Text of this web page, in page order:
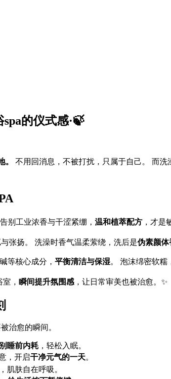
的仪式感·🍃
。 不用回消息，不被打扰，只属于自己。 而
别工业浓香与干涩紧绷， 温和植萃配方 ，才是
张扬。 洗澡时香气温柔萦绕，洗后是伪素颜体
等核心成分， 平衡清洁与保湿。 泡沫绵密软糯
， 瞬间提升氛围感 ，让日常审美也被治愈。✨
治愈的瞬间。
睡前内耗 ，轻松入眠。
，开启干净元气的一天。
肌肤自在呼吸。